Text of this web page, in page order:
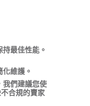
複製
最佳性能。
維護。
我們建議您使
合規的賣家